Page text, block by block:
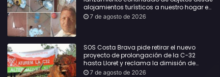
alojamientos turísticos a nuestro hogar en
Lloret: Podría haber causado una
7 de agosto de 2026
SOS Costa Brava pide retirar el nuevo
proyecto de prolongación de la C-32
hasta Lloret y reclama la dimisión de
Sílvia Paneque
7 de agosto de 2026